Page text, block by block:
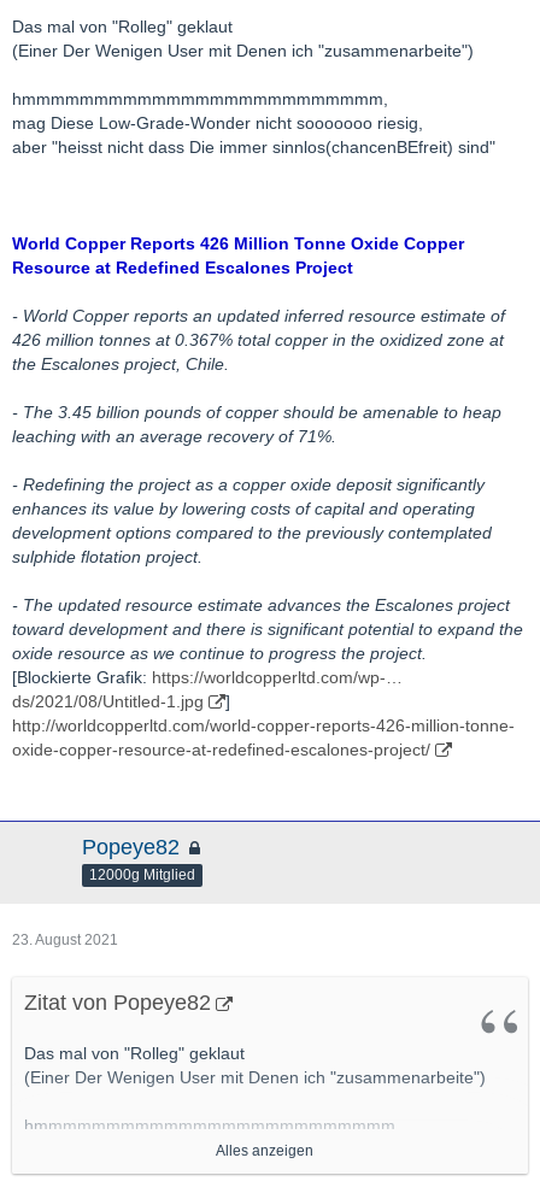
Das mal von "Rolleg" geklaut
(Einer Der Wenigen User mit Denen ich "zusammenarbeite")
hmmmmmmmmmmmmmmmmmmmmmmmmm,
mag Diese Low-Grade-Wonder nicht sooooooo riesig,
aber "heisst nicht dass Die immer sinnlos(chancenBEfreit) sind"
World Copper Reports 426 Million Tonne Oxide Copper
Resource at Redefined Escalones Project
- World Copper reports an updated inferred resource estimate of
426 million tonnes at 0.367% total copper in the oxidized zone at
the Escalones project, Chile.
- The 3.45 billion pounds of copper should be amenable to heap
leaching with an average recovery of 71%.
- Redefining the project as a copper oxide deposit significantly
enhances its value by lowering costs of capital and operating
development options compared to the previously contemplated
sulphide flotation project.
- The updated resource estimate advances the Escalones project
toward development and there is significant potential to expand the
oxide resource as we continue to progress the project.
[Blockierte Grafik: https://worldcopperltd.com/wp-…
ds/2021/08/Untitled-1.jpg
]
http://worldcopperltd.com/world-copper-reports-426-million-tonne-
oxide-copper-resource-at-redefined-escalones-project/
Popeye82
12000g Mitglied
23. August 2021
Zitat von Popeye82
Das mal von "Rolleg" geklaut
(Einer Der Wenigen User mit Denen ich "zusammenarbeite")
hmmmmmmmmmmmmmmmmmmmmmmmmm,
mag Diese Low-Grade-Wonder nicht sooooooo riesig,
aber "heisst nicht dass Die immer sinnlos(chancenBEfreit) sind"
Alles anzeigen